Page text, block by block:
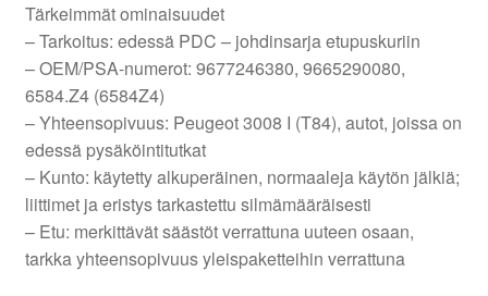
Tärkeimmät ominaisuudet
– Tarkoitus: edessä PDC – johdinsarja etupuskuriin
– OEM/PSA-numerot: 9677246380, 9665290080,
6584.Z4 (6584Z4)
– Yhteensopivuus: Peugeot 3008 I (T84), autot, joissa on
edessä pysäköintitutkat
– Kunto: käytetty alkuperäinen, normaaleja käytön jälkiä;
liittimet ja eristys tarkastettu silmämääräisesti
– Etu: merkittävät säästöt verrattuna uuteen osaan,
tarkka yhteensopivuus yleispaketteihin verrattuna